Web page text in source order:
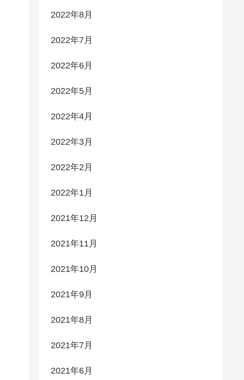
2022年8月
2022年7月
2022年6月
2022年5月
2022年4月
2022年3月
2022年2月
2022年1月
2021年12月
2021年11月
2021年10月
2021年9月
2021年8月
2021年7月
2021年6月